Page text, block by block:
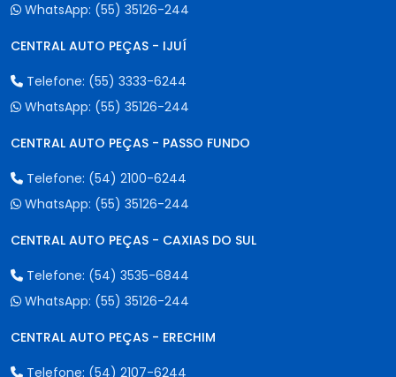
WhatsApp: (55) 35126-244
CENTRAL AUTO PEÇAS - IJUÍ
Telefone: (55) 3333-6244
WhatsApp: (55) 35126-244
CENTRAL AUTO PEÇAS - PASSO FUNDO
Telefone: (54) 2100-6244
WhatsApp: (55) 35126-244
CENTRAL AUTO PEÇAS - CAXIAS DO SUL
Telefone: (54) 3535-6844
WhatsApp: (55) 35126-244
CENTRAL AUTO PEÇAS - ERECHIM
Telefone: (54) 2107-6244